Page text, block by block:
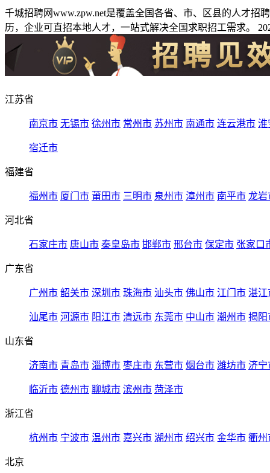
千城招聘网www.zpw.net是覆盖全国各省、市、区县的人才
历，企业可直招本地人才，一站式解决全国求职招工需求。
江苏省
南京市 无锡市 徐州市 常州市 苏州市 南通市 连云港市 淮
宿迁市
福建省
福州市 厦门市 莆田市 三明市 泉州市 漳州市 南平市 龙岩
河北省
石家庄市 唐山市 秦皇岛市 邯郸市 邢台市 保定市 张家口
广东省
广州市 韶关市 深圳市 珠海市 汕头市 佛山市 江门市 湛江
汕尾市 河源市 阳江市 清远市 东莞市 中山市 潮州市 揭阳
山东省
济南市 青岛市 淄博市 枣庄市 东营市 烟台市 潍坊市 济宁
临沂市 德州市 聊城市 滨州市 菏泽市
浙江省
杭州市 宁波市 温州市 嘉兴市 湖州市 绍兴市 金华市 衢州
北京